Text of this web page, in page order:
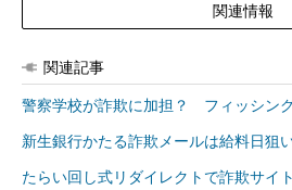
関連情報
関連記事
警察学校が詐欺に加担？ フィッシン
新生銀行かたる詐欺メールは給料日狙
たらい回し式リダイレクトで詐欺サイ